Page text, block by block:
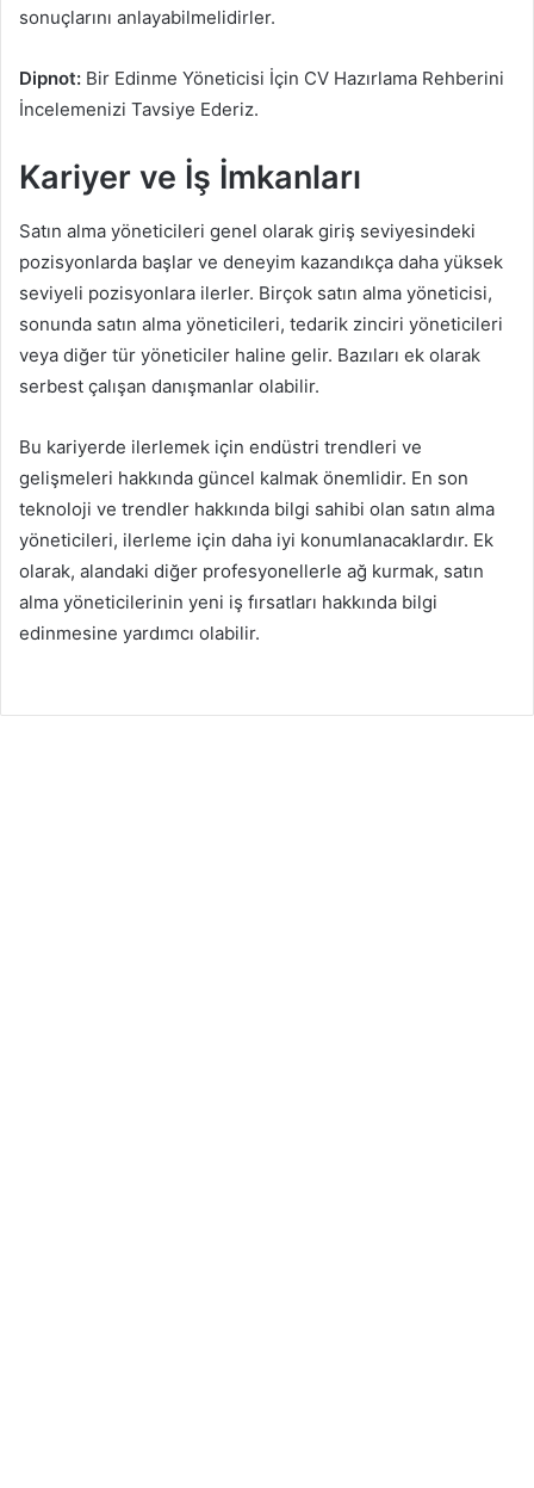
sonuçlarını anlayabilmelidirler.
Dipnot: Bir Edinme Yöneticisi İçin CV Hazırlama Rehberini
İncelemenizi Tavsiye Ederiz.
Kariyer ve İş İmkanları
Satın alma yöneticileri genel olarak giriş seviyesindeki
pozisyonlarda başlar ve deneyim kazandıkça daha yüksek
seviyeli pozisyonlara ilerler. Birçok satın alma yöneticisi,
sonunda satın alma yöneticileri, tedarik zinciri yöneticileri
veya diğer tür yöneticiler haline gelir. Bazıları ek olarak
serbest çalışan danışmanlar olabilir.
Bu kariyerde ilerlemek için endüstri trendleri ve
gelişmeleri hakkında güncel kalmak önemlidir. En son
teknoloji ve trendler hakkında bilgi sahibi olan satın alma
yöneticileri, ilerleme için daha iyi konumlanacaklardır. Ek
olarak, alandaki diğer profesyonellerle ağ kurmak, satın
alma yöneticilerinin yeni iş fırsatları hakkında bilgi
edinmesine yardımcı olabilir.